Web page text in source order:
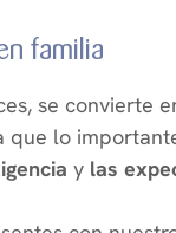
familia
se convierte
que lo
y las